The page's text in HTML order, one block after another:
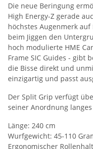
Die neue Beringung
High Energy-Z gerade
höchstes Augenmerk
beim Jiggen den
hoch modulierte HME
Frame SIC Guides - gibt
die Bisse direkt und
einzigartig und passt
Der Split Grip verfügt
seiner Anordnung
Länge: 240 cm
Wurfgewicht: 45-110
Ergonomischer